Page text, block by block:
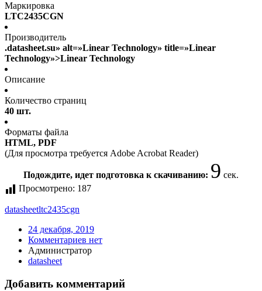
Маркировка
LTC2435CGN
Производитель
.datasheet.su» alt=»Linear Technology» title=»Linear
Technology»>Linear Technology
Описание
Количество страниц
40 шт.
Форматы файла
HTML, PDF
(Для просмотра требуется Adobe Acrobat Reader)
Подождите, идет подготовка к скачиванию: 8 сек.
Просмотрено: 187
datasheetltc2435cgn
24 декабря, 2019
Комментариев нет
Администратор
datasheet
Добавить комментарий